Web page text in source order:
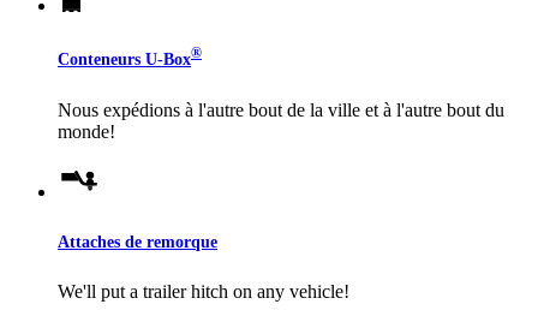
Conteneurs U-Box®
Nous expédions à l'autre bout de la ville et à l'autre bout du
monde!
Attaches de remorque
We'll put a trailer hitch on any vehicle!